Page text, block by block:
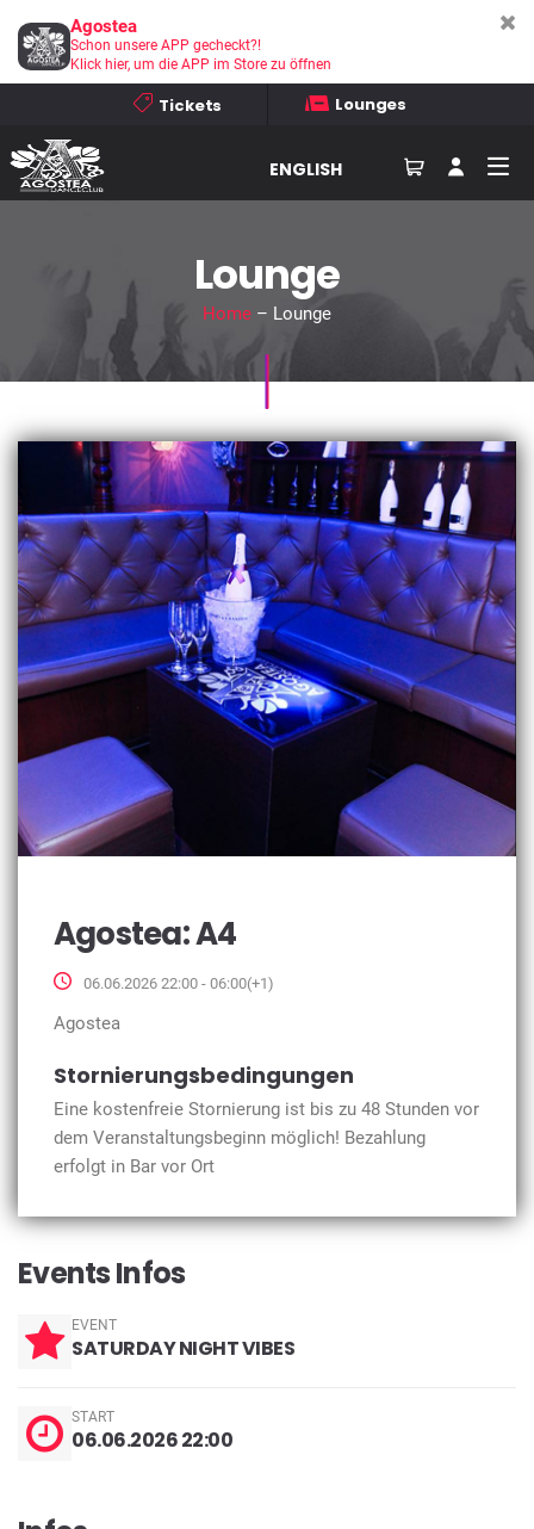
Tickets Lounges
ENGLISH
Lounge
Home– Lounge
Agostea: A4
06.06.2026 22:00 - 06:00(+1)
Agostea
Stornierungsbedingungen
Eine kostenfreie Stornierung ist bis zu 48 Stunden vor
dem Veranstaltungsbeginn möglich! Bezahlung
erfolgt in Bar vor Ort
Events Infos
EVENT
SATURDAY NIGHT VIBES
START
06.06.2026 22:00
Agostea
Schon unsere APP gecheckt?!
Klick hier, um die APP im Store zu öffnen